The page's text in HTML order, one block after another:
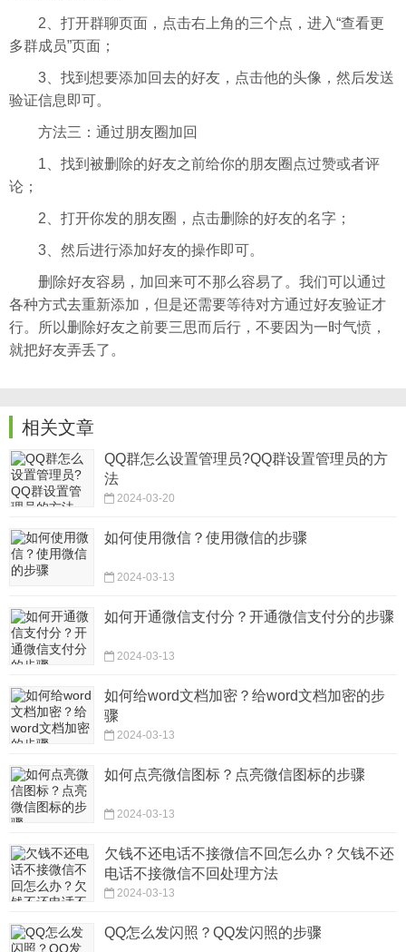
2、打开群聊页面，点击右上角的三个点，进入“查看更
多群成员”页面；
3、找到想要添加回去的好友，点击他的头像，然后发送
验证信息即可。
方法三：通过朋友圈加回
1、找到被删除的好友之前给你的朋友圈点过赞或者评
论；
2、打开你发的朋友圈，点击删除的好友的名字；
3、然后进行添加好友的操作即可。
删除好友容易，加回来可不那么容易了。我们可以通过
各种方式去重新添加，但是还需要等待对方通过好友验证才
行。所以删除好友之前要三思而后行，不要因为一时气愤，
就把好友弄丢了。
相关文章
QQ群怎么设置管理员?QQ群设置管理员的方
法
2024-03-20
如何使用微信？使用微信的步骤
2024-03-13
如何开通微信支付分？开通微信支付分的步骤
2024-03-13
如何给word文档加密？给word文档加密的步
骤
2024-03-13
如何点亮微信图标？点亮微信图标的步骤
2024-03-13
欠钱不还电话不接微信不回怎么办？欠钱不还
电话不接微信不回处理方法
2024-03-13
QQ怎么发闪照？QQ发闪照的步骤